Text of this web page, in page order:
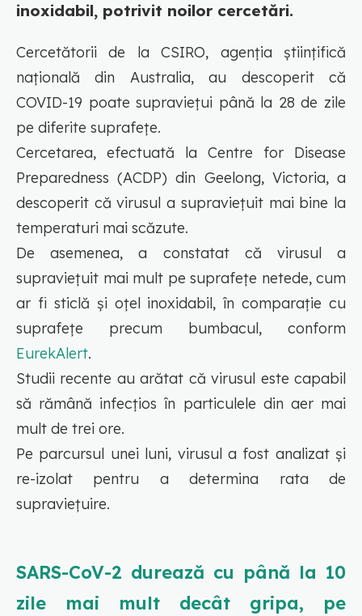
inoxidabil, potrivit noilor cercetări.
Cercetătorii de la CSIRO, agenția științifică
națională din Australia, au descoperit că
COVID-19 poate supraviețui până la 28 de zile
pe diferite suprafețe.
Cercetarea, efectuată la Centre for Disease
Preparedness (ACDP) din Geelong, Victoria, a
descoperit că virusul a supraviețuit mai bine la
temperaturi mai scăzute.
De asemenea, a constatat că virusul a
supraviețuit mai mult pe suprafețe netede, cum
ar fi sticlă și oțel inoxidabil, în comparație cu
suprafețe precum bumbacul, conform
EurekAlert.
Studii recente au arătat că virusul este capabil
să rămână infecțios în particulele din aer mai
mult de trei ore.
Pe parcursul unei luni, virusul a fost analizat și
re-izolat pentru a determina rata de
supraviețuire.
SARS-CoV-2 durează cu până la 10
zile mai mult decât gripa, pe